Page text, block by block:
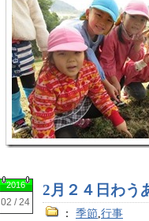
2016
02 / 24
2月２４日わう
： 季節,行事